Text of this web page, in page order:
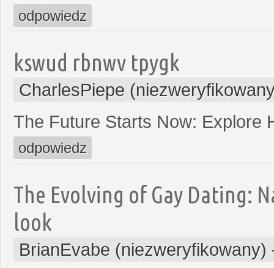
odpowiedz
kswud rbnwv tpygk
CharlesPiepe
The Future Starts Now: Explore
odpowiedz
The Evolving of Gay Dating:
look
BrianEvabe (niezweryfikowany)